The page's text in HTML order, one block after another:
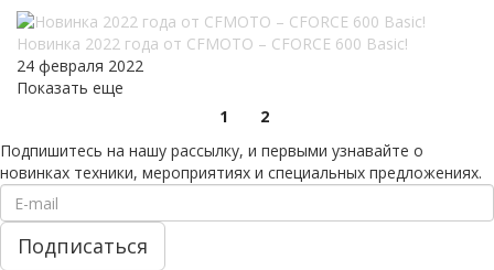
Новинка 2022 года от CFMOTO – CFORCE 600 Basic!
24 февраля 2022
Показать еще
1
2
Подпишитесь на нашу рассылку, и первыми узнавайте о
новинках техники, мероприятиях и специальных предложениях.